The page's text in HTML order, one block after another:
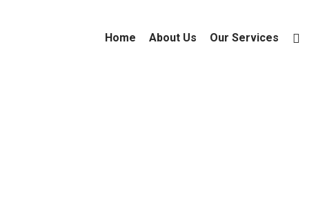
Home About Us Our Services